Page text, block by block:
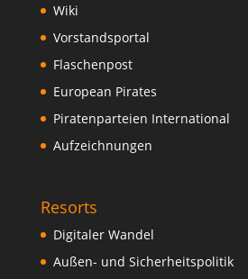
Wiki
Vorstandsportal
Flaschenpost
European Pirates
Piratenparteien International
Aufzeichnungen
Resorts
Digitaler Wandel
Außen- und Sicherheitspolitik